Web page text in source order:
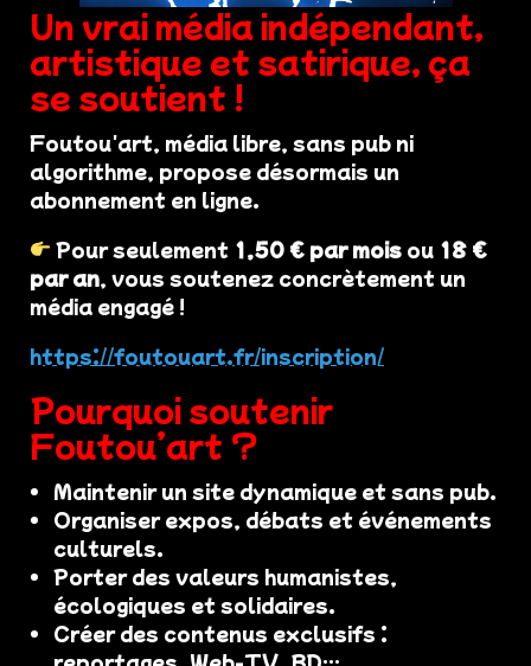
Un vrai média indépendant,
artistique et satirique, ça
se soutient !
Foutou'art, média libre, sans pub ni
algorithme, propose désormais un
abonnement en ligne.
Pour seulement 1,50 € par mois ou 18 €
par an, vous soutenez concrètement un
média engagé !
https://foutouart.fr/inscription/
Pourquoi soutenir
Foutou’art ?
Maintenir un site dynamique et sans pub.
Organiser expos, débats et événements
culturels.
Porter des valeurs humanistes,
écologiques et solidaires.
Créer des contenus exclusifs :